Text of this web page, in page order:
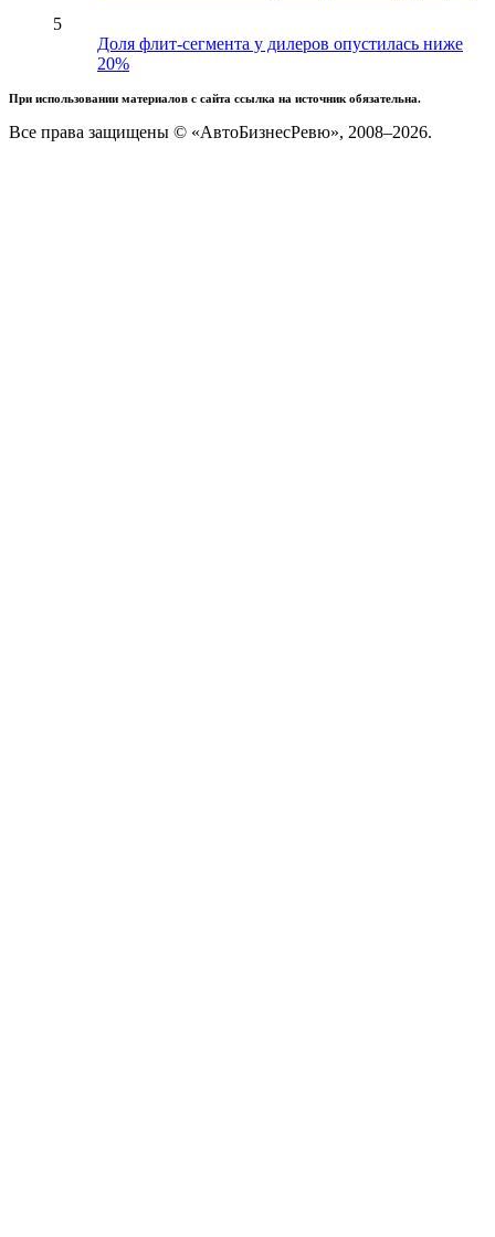
5
Доля флит-сегмента у дилеров опустилась ниже
20%
При использовании материалов с сайта ссылка на источник обязательна.
Все права защищены © «АвтоБизнесРевю», 2008–2026.